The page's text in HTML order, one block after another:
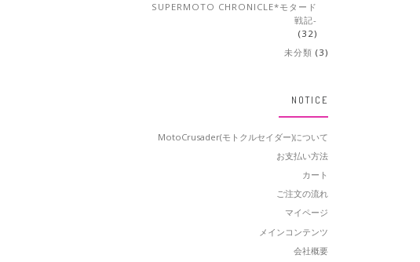
SUPERMOTO CHRONICLE*モタード
戦記-
(32)
未分類 (3)
NOTICE
MotoCrusader(モトクルセイダー)について
お支払い方法
カート
ご注文の流れ
マイページ
メインコンテンツ
会社概要